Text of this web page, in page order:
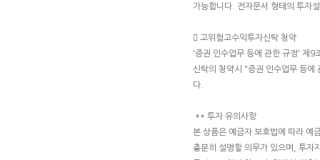
가능합니다. 전자문서 형태의 투자
 고위험고수익투자신탁 청약
'증권 인수업무 등에 관한 규정' 제9
신탁의 청약시 "증권 인수업무 등에
다.
** 투자 유의사항
본 상품은 예금자 보호법에 따라 예
충분히 설명할 의무가 있으며, 투자